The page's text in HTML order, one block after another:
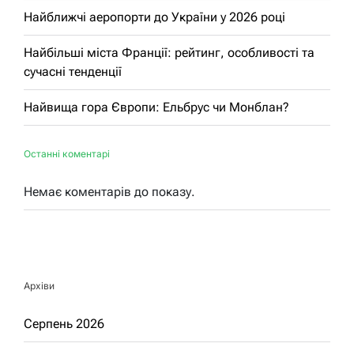
Найближчі аеропорти до України у 2026 році
Найбільші міста Франції: рейтинг, особливості та
сучасні тенденції
Найвища гора Європи: Ельбрус чи Монблан?
Останні коментарі
Немає коментарів до показу.
Архіви
Серпень 2026